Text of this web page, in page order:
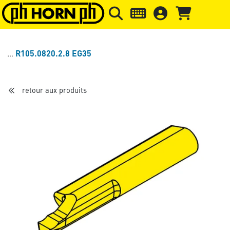
Skip to main content Passer à l'en-tête de la page
R105.0820.2.8 EG35
retour aux produits